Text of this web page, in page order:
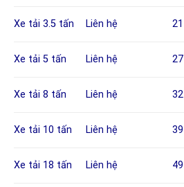
Xe tải 3.5 tấn Liên hệ
Xe tải 5 tấn Liên hệ
Xe tải 8 tấn Liên hệ
Xe tải 10 tấn Liên hệ
Xe tải 18 tấn Liên hệ